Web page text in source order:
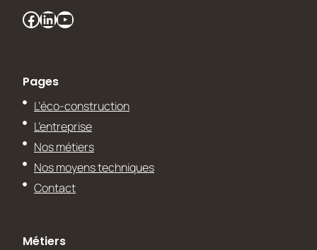
Facebook
LinkedIn
YouTube
Pages
L’éco-construction
L’entreprise
Nos métiers
Nos moyens techniques
Contact
Métiers